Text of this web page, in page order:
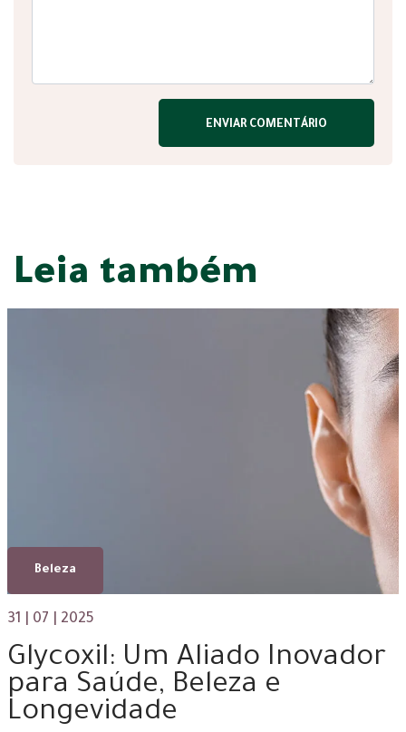
Leia também
Beleza
31 | 07 | 2025
Glycoxil: Um Aliado Inovador
para Saúde, Beleza e
Longevidade